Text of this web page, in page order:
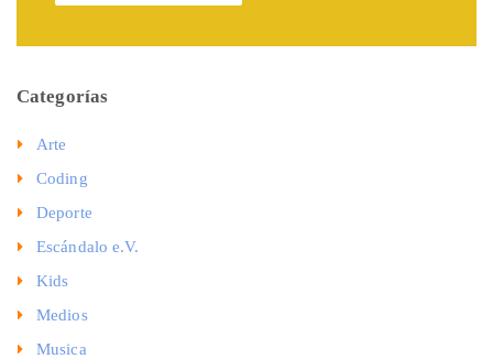
Categorías
Arte
Coding
Deporte
Escándalo e.V.
Kids
Medios
Musica